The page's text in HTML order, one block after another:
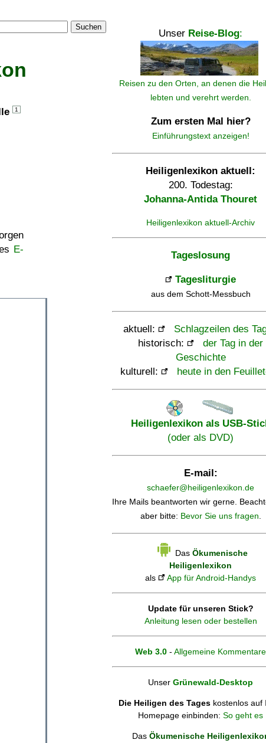
Suchen
1
E-
Unser Reise-Blog:
Reisen zu den Orten, an denen die
lebten und verehrt werden.
Zum ersten Mal hier?
Einführungstext anzeigen!
Heiligenlexikon aktuell:
200. Todestag:
Johanna-Antida Thouret
Heiligenlexikon aktuell-Archiv
Tageslosung
Tagesliturgie
aus dem Schott-Messbuch
aktuell:
Schlagzeilen des
historisch:
der Tag in der
Geschichte
kulturell:
heute in den
Heiligenlexikon als USB-
(oder als DVD)
E-mail:
schaefer@heiligenlexikon.de
Ihre Mails beantworten wir gerne.
aber bitte: Bevor Sie uns fragen.
Das Ökumenische
Heiligenlexikon
als
App für Android-Handys
Update für unseren Stick?
Anleitung lesen oder bestellen
Web 3.0 - Allgemeine Kommentare
Unser Grünewald-Desktop
Die Heiligen des Tages kostenlos auf
Homepage einbinden: So geht es
Das Ökumenische